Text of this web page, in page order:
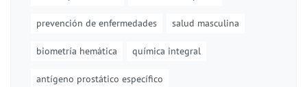
prevención de enfermedades salud masculina
biometría hemática química integral
antígeno prostático específico